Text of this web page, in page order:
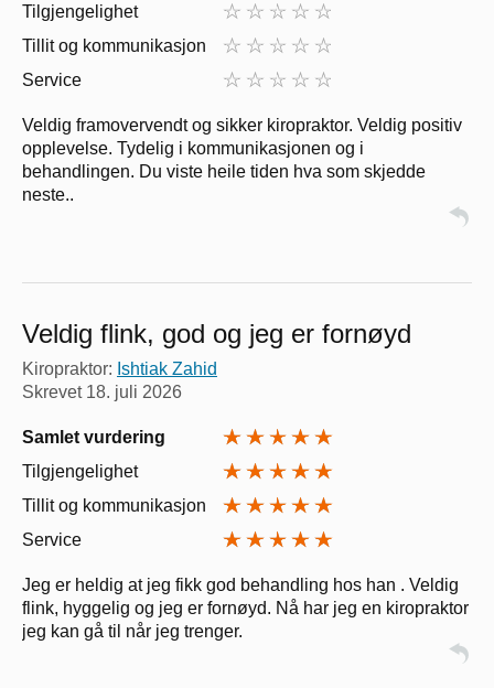
Tilgjengelighet
Tillit og kommunikasjon
Service
Veldig framovervendt og sikker kiropraktor. Veldig positiv
opplevelse. Tydelig i kommunikasjonen og i
behandlingen. Du viste heile tiden hva som skjedde
neste..
Veldig flink, god og jeg er fornøyd
Kiropraktor: Ishtiak Zahid
Skrevet 18. juli 2026
Samlet vurdering
Tilgjengelighet
Tillit og kommunikasjon
Service
Jeg er heldig at jeg fikk god behandling hos han . Veldig
flink, hyggelig og jeg er fornøyd. Nå har jeg en kiropraktor
jeg kan gå til når jeg trenger.